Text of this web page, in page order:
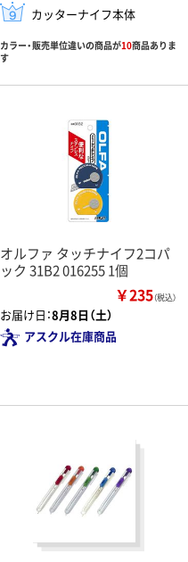
カッターナイフ本体
カラー・販売単位違いの商品が10商品ありま
す
オルファ タッチナイフ2コパ
ック 31B2 016255 1個
￥235（税込）
お届け日：8月8日（土）
アスクル在庫商品